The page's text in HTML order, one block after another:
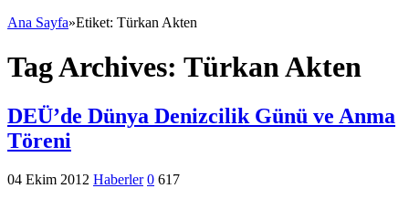
Ana Sayfa»Etiket: Türkan Akten
Tag Archives: Türkan Akten
DEÜ’de Dünya Denizcilik Günü ve Anma
Töreni
04 Ekim 2012 Haberler 0 617